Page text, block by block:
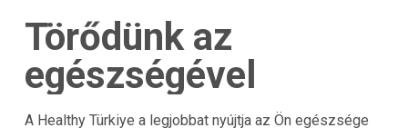
Törődünk az
egészségével
A Healthy Türkiye a legjobbat nyújtja az Ön egészsége